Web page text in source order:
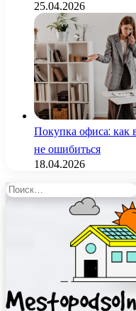
25.04.2026
Покупка офиса: как
не ошибиться
18.04.2026
Найти: